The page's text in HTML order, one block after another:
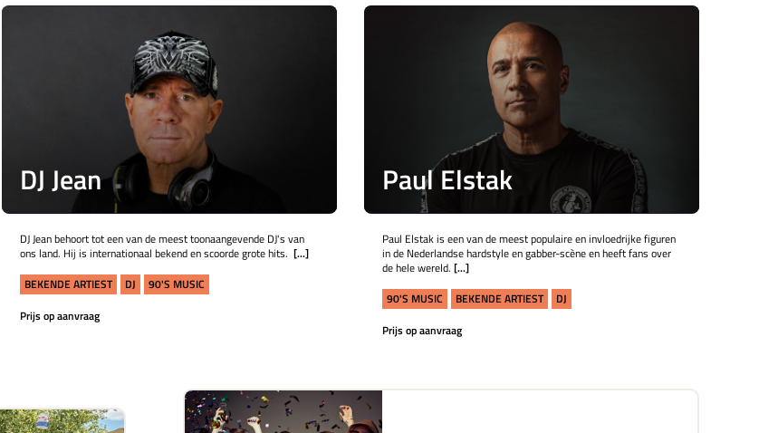
DJ Jean
DJ Jean behoort tot een van de meest toonaangevende DJ's van
ons land. Hij is internationaal bekend en scoorde grote hits. [...]
BEKENDE ARTIEST
DJ
90'S MUSIC
Prijs op aanvraag
Paul Elstak
Paul Elstak is een van de meest populaire en invloedrijke figuren
in de Nederlandse hardstyle en gabber-scène en heeft fans over
de hele wereld. [...]
90'S MUSIC
BEKENDE ARTIEST
DJ
Prijs op aanvraag